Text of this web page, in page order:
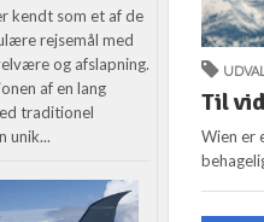
Til
Wien er
kendt som et af de
rejsemål med
og afslapning.
af en lang
traditionel
unik...